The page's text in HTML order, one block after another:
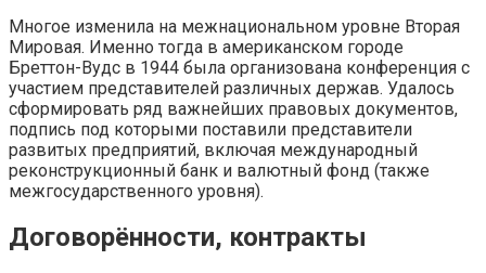
Многое изменила на межнациональном уровне Вторая
Мировая. Именно тогда в американском городе
Бреттон-Вудс в 1944 была организована конференция с
участием представителей различных держав. Удалось
сформировать ряд важнейших правовых документов,
подпись под которыми поставили представители
развитых предприятий, включая международный
реконструкционный банк и валютный фонд (также
межгосударственного уровня).
Договорённости, контракты